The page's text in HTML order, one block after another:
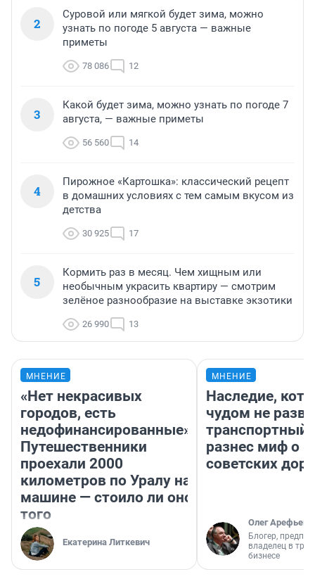
2
Суровой или мягкой будет зима, можно
узнать по погоде 5 августа — важные
приметы
78 086 12
3
Какой будет зима, можно узнать по погоде 7
августа, — важные приметы
56 560 14
4
Пирожное «Картошка»: классический рецепт
в домашних условиях с тем самым вкусом из
детства
30 925 17
5
Кормить раз в месяц. Чем хищным или
необычным украсить квартиру — смотрим
зелёное разнообразие на выставке экзотики
26 990 13
МНЕНИЕ
«Нет некрасивых
городов, есть
недофинансированные».
Путешественники
проехали 2000
километров по Уралу на
машине — стоило ли оно
того
Екатерина Литкевич
МНЕНИЕ
Наследие,
чудом не
транспортный
разнес миф о
советских
Олег Арефьев
Блогер,
владелец в
бизнесе